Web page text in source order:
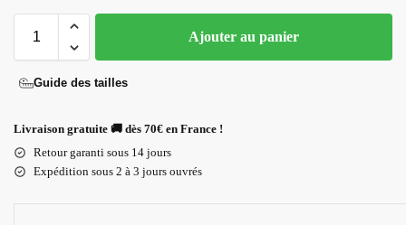
Ajouter au panier
Guide des tailles
Livraison gratuite 🚚 dès 70€ en France !
Retour garanti sous 14 jours
Expédition sous 2 à 3 jours ouvrés